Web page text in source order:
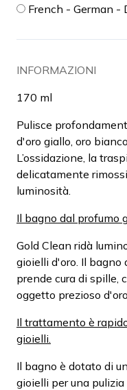
French - German -
INFORMAZIONI
170 ml
Pulisce
d'oro giallo, oro
L’ossidazione, la
delicatamente
luminosità.
Il bagno dal profumo
Gold Clean ridà
gioielli d'oro. Il bagno
prende cura di spille,
oggetto prezioso d'oro.
Il trattamento è
gioielli.
Il bagno è dotato di
gioielli per una